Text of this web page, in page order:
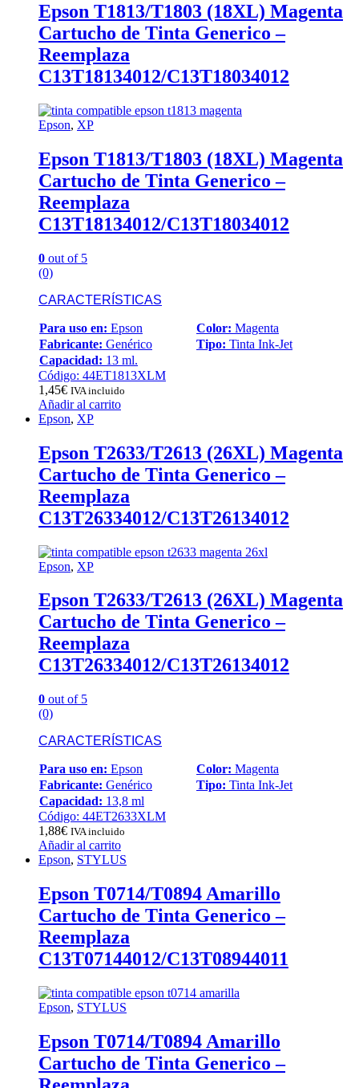
Epson T1813/T1803 (18XL) Magenta
Cartucho de Tinta Generico –
Reemplaza
C13T18134012/C13T18034012
Epson, XP
Epson T1813/T1803 (18XL) Magenta
Cartucho de Tinta Generico –
Reemplaza
C13T18134012/C13T18034012
0 out of 5
(0)
CARACTERÍSTICAS
Para uso en: Epson Color: Magenta
Fabricante: Genérico Tipo: Tinta Ink-Jet
Capacidad: 13 ml.
Código: 44ET1813XLM
1,45€ IVA incluido
Añadir al carrito
Epson, XP
Epson T2633/T2613 (26XL) Magenta
Cartucho de Tinta Generico –
Reemplaza
C13T26334012/C13T26134012
Epson, XP
Epson T2633/T2613 (26XL) Magenta
Cartucho de Tinta Generico –
Reemplaza
C13T26334012/C13T26134012
0 out of 5
(0)
CARACTERÍSTICAS
Para uso en: Epson Color: Magenta
Fabricante: Genérico Tipo: Tinta Ink-Jet
Capacidad: 13,8 ml
Código: 44ET2633XLM
1,88€ IVA incluido
Añadir al carrito
Epson, STYLUS
Epson T0714/T0894 Amarillo
Cartucho de Tinta Generico –
Reemplaza
C13T07144012/C13T08944011
Epson, STYLUS
Epson T0714/T0894 Amarillo
Cartucho de Tinta Generico –